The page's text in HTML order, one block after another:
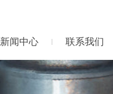
新闻中心 联系我们